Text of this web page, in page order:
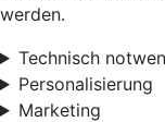
werden.
Technisch
Personalisierung
Marketing